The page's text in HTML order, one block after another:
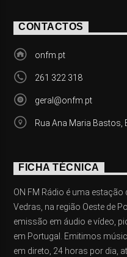
CONTACTOS
onfm.pt
261 322 318
geral@onfm.pt
Rua Ana Maria Bastos,
FICHA TÉCNICA
ON FM Rádio é uma
Vedras, na região Oeste de
emissão em áudio e vídeo,
em Portugal. Emitimos
em direto, 24 horas por dia,